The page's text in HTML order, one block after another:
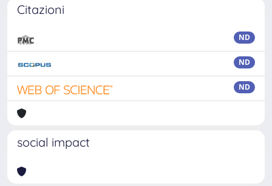
Citazioni
ND
ND
ND
social impact